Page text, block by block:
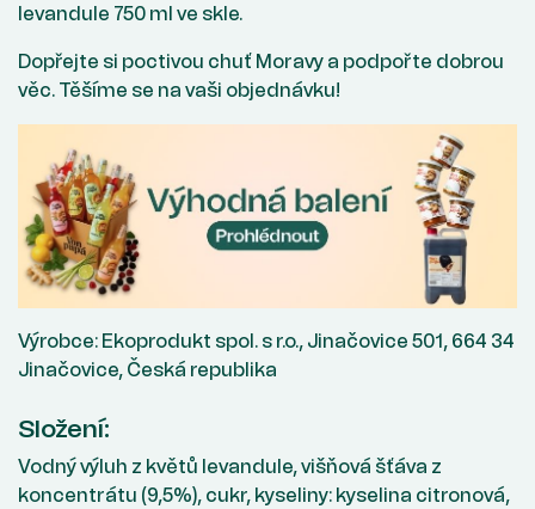
levandule 750 ml ve skle.
Dopřejte si poctivou chuť Moravy a podpořte dobrou
věc. Těšíme se na vaši objednávku!
Výrobce: Ekoprodukt spol. s r.o., Jinačovice 501, 664 34
Jinačovice, Česká republika
Složení:
Vodný výluh z květů levandule, višňová šťáva z
koncentrátu (9,5%), cukr, kyseliny: kyselina citronová,